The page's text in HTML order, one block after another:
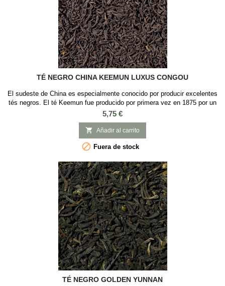
TÉ NEGRO CHINA KEEMUN LUXUS CONGOU
El sudeste de China es especialmente conocido por producir excelentes
tés negros. El té Keemun fue producido por primera vez en 1875 por un
funcionario del gobierno que había viajado a la provincia de Fujian para
aprender los secretos de la preparación del té negro. Antes de ese
momento, solo se cultivaba té verde en Anhui. Nuestro té negro
Keemun Luxus...
Precio
5,75 €
 Añadir al carrito
 Fuera de stock
TÉ NEGRO GOLDEN YUNNAN